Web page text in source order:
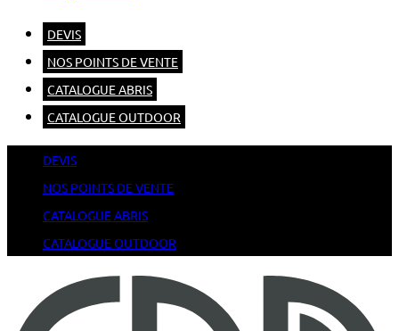
DEVIS
NOS POINTS DE VENTE
CATALOGUE ABRIS
CATALOGUE OUTDOOR
DEVIS
NOS POINTS DE VENTE
CATALOGUE ABRIS
CATALOGUE OUTDOOR